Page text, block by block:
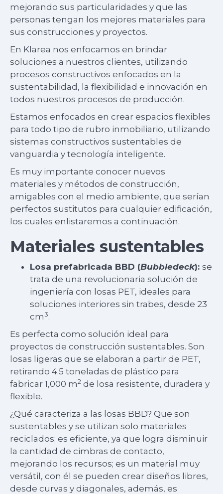
mejorando sus particularidades y que las
personas tengan los mejores materiales para
sus construcciones y proyectos.
En Klarea nos enfocamos en brindar
soluciones a nuestros clientes, utilizando
procesos constructivos enfocados en la
sustentabilidad, la flexibilidad e innovación en
todos nuestros procesos de producción.
Estamos enfocados en crear espacios flexibles
para todo tipo de rubro inmobiliario, utilizando
sistemas constructivos sustentables de
vanguardia y tecnología inteligente.
Es muy importante conocer nuevos
materiales y métodos de construcción,
amigables con el medio ambiente, que serían
perfectos sustitutos para cualquier edificación,
los cuales enlistaremos a continuación.
Materiales sustentables
Losa prefabricada BBD (Bubbledeck): se
trata de una revolucionaria solución de
ingeniería con losas PET, ideales para
soluciones interiores sin trabes, desde 23
cm3.
Es perfecta como solución ideal para
proyectos de construcción sustentables. Son
losas ligeras que se elaboran a partir de PET,
retirando 4.5 toneladas de plástico para
fabricar 1,000 m2 de losa resistente, duradera y
flexible.
¿Qué caracteriza a las losas BBD? Que son
sustentables y se utilizan solo materiales
reciclados; es eficiente, ya que logra disminuir
la cantidad de cimbras de contacto,
mejorando los recursos; es un material muy
versátil, con él se pueden crear diseños libres,
desde curvas y diagonales, además, es